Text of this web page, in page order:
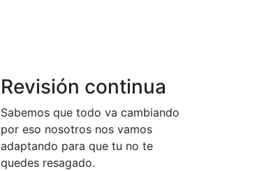
Revisión continua
Sabemos que todo va cambiando
por eso nosotros nos vamos
adaptando para que tu no te
quedes resagado.